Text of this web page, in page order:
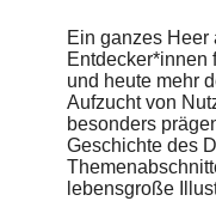
Ein ganzes Heer
Entdecker*innen
und heute mehr
Aufzucht von
besonders
Geschichte des
lebensgroße